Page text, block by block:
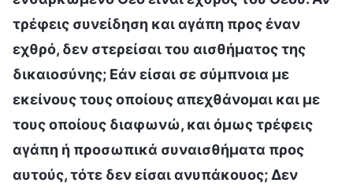
τρέφεις συνείδηση και αγάπη προς έναν
εχθρό, δεν στερείσαι του αισθήματος της
δικαιοσύνης; Εάν είσαι σε σύμπνοια με
εκείνους τους οποίους απεχθάνομαι και με
τους οποίους διαφωνώ, και όμως τρέφεις
αγάπη ή προσωπικά συναισθήματα προς
αυτούς, τότε δεν είσαι ανυπάκουος; Δεν